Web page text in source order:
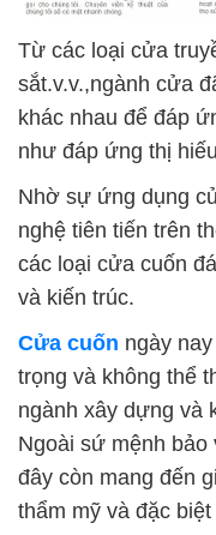
Từ các loại cửa
sắt.v.v.,ngành cửa
khác nhau để đáp
như đáp ứng thị
Nhờ sự ứng dụng
nghệ tiên tiến trên
các loại cửa cuốn
và kiến trúc.
Cửa cuốn ngày
trọng và không thể
ngành xây dựng và
Ngoài sứ mệnh
đây còn mang đến
thẩm mỹ và đặc